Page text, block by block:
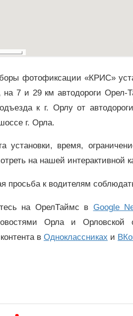
фотофиксации «КРИС»
7 и 29 км автодороги Орел-
к г. Орлу от
г. Орла.
установки, время,
на нашей интерактивной
просьба к водителям
на ОрелТаймс в Google
Орла и Орловской
в Одноклассниках и